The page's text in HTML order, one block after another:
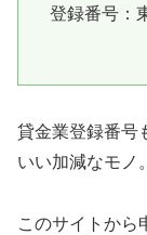
登録番号：
貸金業登録番号
いい加減なモノ
このサイトから